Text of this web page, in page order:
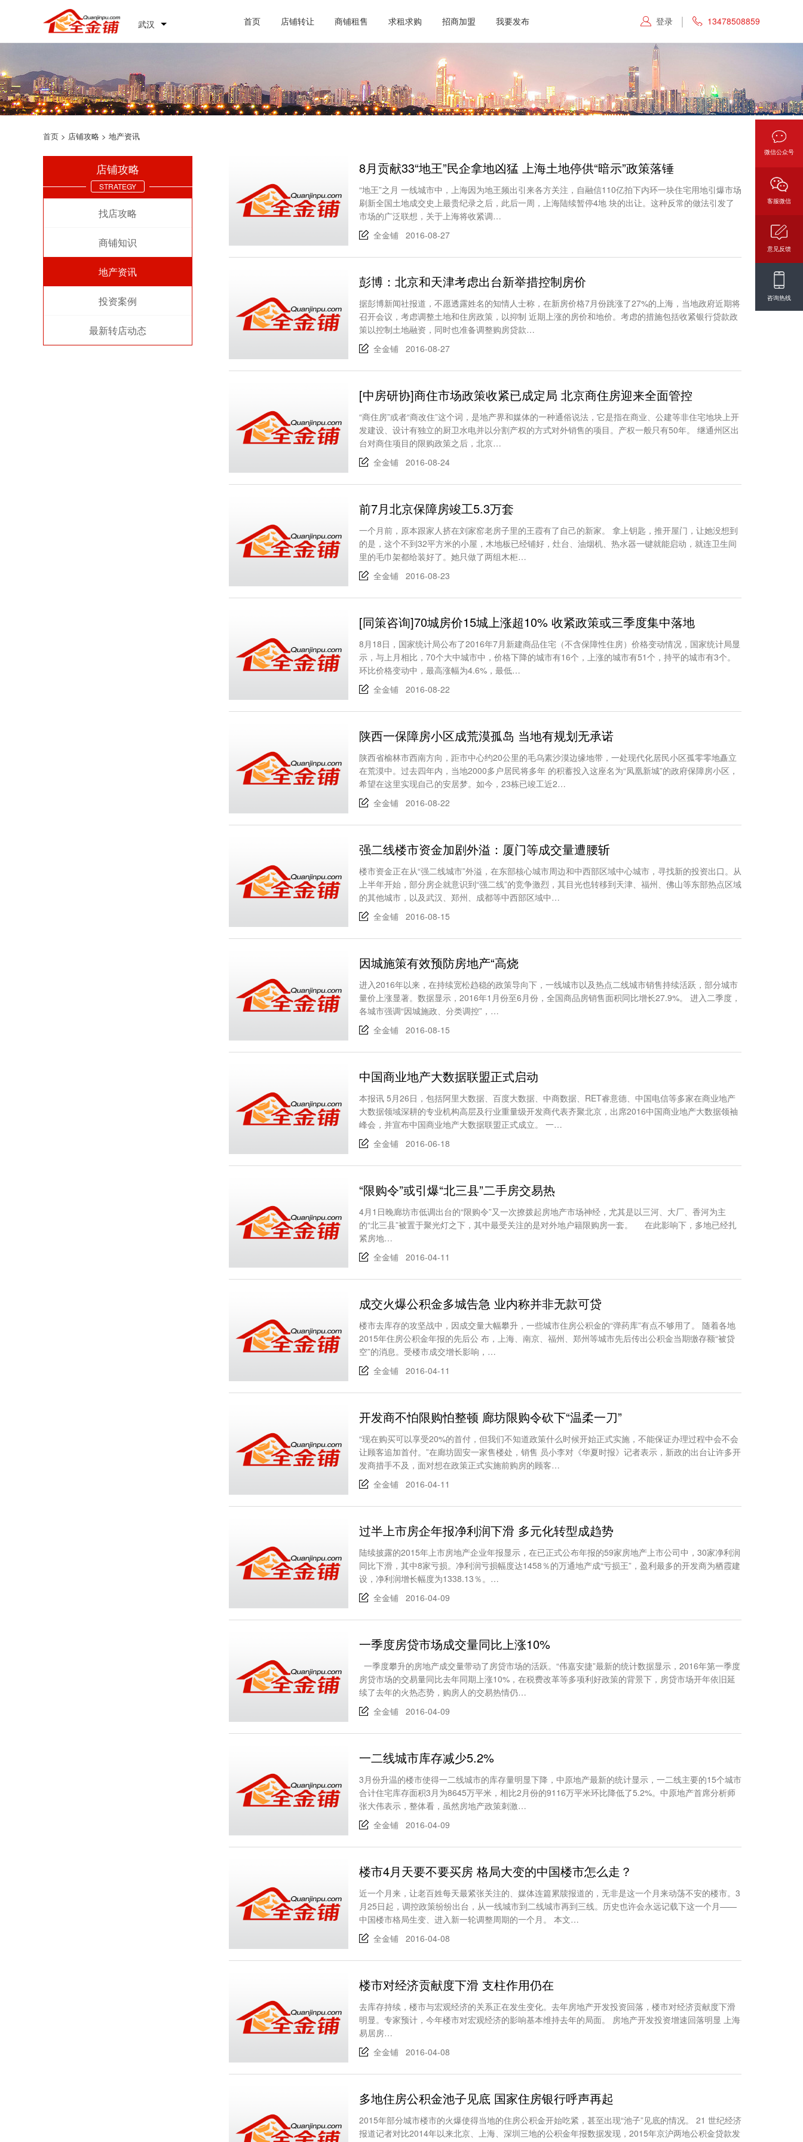
武汉 首页 店铺转让 商铺租售 求租求购 招商加盟 我要发布  登录  13478508859
首页 > 店铺攻略 > 地产资讯
店铺攻略
STRATEGY
找店攻略
商铺知识
地产资讯
投资案例
最新转店动态
8月贡献33“地王”民企拿地凶猛 上海土地停供“暗示”政策落锤
“地王”之月 一线城市中，上海因为地王频出引来各方关注，自融信110亿拍下内环一块住宅用地引爆市场
刷新全国土地成交史上最贵纪录之后，此后一周，上海陆续暂停4地 块的出让。这种反常的做法引发了
市场的广泛联想，关于上海将收紧调…
全金铺 2016-08-27
彭博：北京和天津考虑出台新举措控制房价
据彭博新闻社报道，不愿透露姓名的知情人士称，在新房价格7月份跳涨了27%的上海，当地政府近期将
召开会议，考虑调整土地和住房政策，以抑制 近期上涨的房价和地价。考虑的措施包括收紧银行贷款政
策以控制土地融资，同时也准备调整购房贷款…
全金铺 2016-08-27
[中房研协]商住市场政策收紧已成定局 北京商住房迎来全面管控
“商住房”或者“商改住”这个词，是地产界和媒体的一种通俗说法，它是指在商业、公建等非住宅地块上开
发建设、设计有独立的厨卫水电并以分割产权的方式对外销售的项目。产权一般只有50年。 继通州区出
台对商住项目的限购政策之后，北京…
全金铺 2016-08-24
前7月北京保障房竣工5.3万套
一个月前，原本跟家人挤在刘家窑老房子里的王霞有了自己的新家。 拿上钥匙，推开屋门，让她没想到
的是，这个不到32平方米的小屋，木地板已经铺好，灶台、油烟机、热水器一键就能启动，就连卫生间
里的毛巾架都给装好了。她只做了两组木柜…
全金铺 2016-08-23
[同策咨询]70城房价15城上涨超10% 收紧政策或三季度集中落地
8月18日，国家统计局公布了2016年7月新建商品住宅（不含保障性住房）价格变动情况，国家统计局显
示，与上月相比，70个大中城市中，价格下降的城市有16个，上涨的城市有51个，持平的城市有3个。
环比价格变动中，最高涨幅为4.6%，最低…
全金铺 2016-08-22
陕西一保障房小区成荒漠孤岛 当地有规划无承诺
陕西省榆林市西南方向，距市中心约20公里的毛乌素沙漠边缘地带，一处现代化居民小区孤零零地矗立
在荒漠中。过去四年内，当地2000多户居民将多年 的积蓄投入这座名为“凤凰新城”的政府保障房小区，
希望在这里实现自己的安居梦。如今，23栋已竣工近2…
全金铺 2016-08-22
强二线楼市资金加剧外溢：厦门等成交量遭腰斩
楼市资金正在从“强二线城市”外溢，在东部核心城市周边和中西部区域中心城市，寻找新的投资出口。从
上半年开始，部分房企就意识到“强二线”的竞争激烈，其目光也转移到天津、福州、佛山等东部热点区域
的其他城市，以及武汉、郑州、成都等中西部区域中…
全金铺 2016-08-15
因城施策有效预防房地产“高烧
进入2016年以来，在持续宽松趋稳的政策导向下，一线城市以及热点二线城市销售持续活跃，部分城市
量价上涨显著。数据显示，2016年1月份至6月份，全国商品房销售面积同比增长27.9%。 进入二季度，
各城市强调“因城施政、分类调控”，…
全金铺 2016-08-15
中国商业地产大数据联盟正式启动
本报讯 5月26日，包括阿里大数据、百度大数据、中商数据、RET睿意德、中国电信等多家在商业地产
大数据领域深耕的专业机构高层及行业重量级开发商代表齐聚北京，出席2016中国商业地产大数据领袖
峰会，并宣布中国商业地产大数据联盟正式成立。 一…
全金铺 2016-06-18
“限购令”或引爆“北三县”二手房交易热
4月1日晚廊坊市低调出台的“限购令”又一次撩拨起房地产市场神经，尤其是以三河、大厂、香河为主
的“北三县”被置于聚光灯之下，其中最受关注的是对外地户籍限购房一套。 在此影响下，多地已经扎
紧房地…
全金铺 2016-04-11
成交火爆公积金多城告急 业内称并非无款可贷
楼市去库存的攻坚战中，因成交量大幅攀升，一些城市住房公积金的“弹药库”有点不够用了。 随着各地
2015年住房公积金年报的先后公 布，上海、南京、福州、郑州等城市先后传出公积金当期缴存额“被贷
空”的消息。受楼市成交增长影响，…
全金铺 2016-04-11
开发商不怕限购怕整顿 廊坊限购令砍下“温柔一刀”
“现在购买可以享受20%的首付，但我们不知道政策什么时候开始正式实施，不能保证办理过程中会不会
让顾客追加首付。”在廊坊固安一家售楼处，销售 员小李对《华夏时报》记者表示，新政的出台让许多开
发商措手不及，面对想在政策正式实施前购房的顾客…
全金铺 2016-04-11
过半上市房企年报净利润下滑 多元化转型成趋势
陆续披露的2015年上市房地产企业年报显示，在已正式公布年报的59家房地产上市公司中，30家净利润
同比下滑，其中8家亏损。净利润亏损幅度达1458％的万通地产成“亏损王”，盈利最多的开发商为栖霞建
设，净利润增长幅度为1338.13％。…
全金铺 2016-04-09
一季度房贷市场成交量同比上涨10%
一季度攀升的房地产成交量带动了房贷市场的活跃。“伟嘉安捷”最新的统计数据显示，2016年第一季度
房贷市场的交易量同比去年同期上涨10%，在税费改革等多项利好政策的背景下，房贷市场开年依旧延
续了去年的火热态势，购房人的交易热情仍…
全金铺 2016-04-09
一二线城市库存减少5.2%
3月份升温的楼市使得一二线城市的库存量明显下降，中原地产最新的统计显示，一二线主要的15个城市
合计住宅库存面积3月为8645万平米，相比2月份的9116万平米环比降低了5.2%。中原地产首席分析师
张大伟表示，整体看，虽然房地产政策刺激…
全金铺 2016-04-09
楼市4月天要不要买房 格局大变的中国楼市怎么走？
近一个月来，让老百姓每天最紧张关注的、媒体连篇累牍报道的，无非是这一个月来动荡不安的楼市。3
月25日起，调控政策纷纷出台，从一线城市到二线城市再到三线。历史也许会永远记载下这一个月——
中国楼市格局生变、进入新一轮调整周期的一个月。 本文…
全金铺 2016-04-08
楼市对经济贡献度下滑 支柱作用仍在
去库存持续，楼市与宏观经济的关系正在发生变化。去年房地产开发投资回落，楼市对经济贡献度下滑
明显。专家预计，今年楼市对宏观经济的影响基本维持去年的局面。 房地产开发投资增速回落明显 上海
易居房…
全金铺 2016-04-08
多地住房公积金池子见底 国家住房银行呼声再起
2015年部分城市楼市的火爆使得当地的住房公积金开始吃紧，甚至出现“池子”见底的情况。 21 世纪经济
报道记者对比2014年以来北京、上海、深圳三地的公积金年报数据发现，2015年京沪两地公积金贷款发
微信公众号
客服微信
意见反馈
咨询热线